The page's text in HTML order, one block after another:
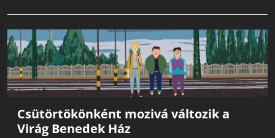
Csütörtökönként mozivá változik a
Virág Benedek Ház